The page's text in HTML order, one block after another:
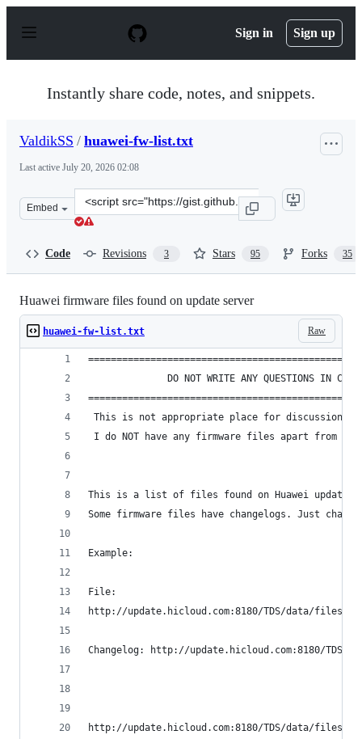
p
Sign in Sign up
Instantly share code, notes, and snippets.
ValdikSS / huawei-fw-list.txt
Last active July 20, 2026 02:08
Embed
Clone
this
Code Revisions 3 Stars 95 Forks 35
Huawei firmware files found on update server
Raw
huawei-fw-list.txt
DO NOT WRITE ANY QUESTIONS IN
This is not appropriate place for discussions.
I do NOT have any firmware files apart from
This is a list of files found on Huawei update
Some firmware files have changelogs. Just
Example:
File:
http://update.hicloud.com:8180/TDS/data/files/p9/
Changelog: http://update.hicloud.com:8180/TDS/
http://update.hicloud.com:8180/TDS/data/files/p9/